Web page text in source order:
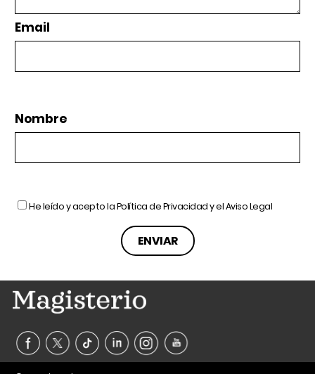
Email
Nombre
He leído y acepto laPolítica de Privacidady elAviso Legal